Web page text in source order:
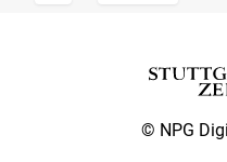
© NPG